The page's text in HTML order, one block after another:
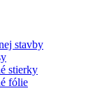
stavby
stierky
fólie